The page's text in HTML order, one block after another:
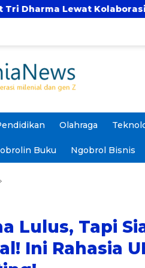
Akademik
Olahraga
Buku Ngobrol Bisnis
Lulus, Tapi
Ini Rahasia